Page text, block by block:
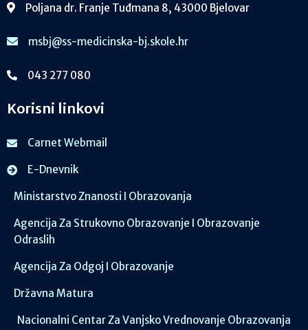
Poljana dr. Franje Tuđmana 8, 43000 Bjelovar
msbj@ss-medicinska-bj.skole.hr
043 277 080
Korisni linkovi
Carnet Webmail
E-Dnevnik
Ministarstvo Znanosti I Obrazovanja
Agencija Za Strukovno Obrazovanje I Obrazovanje
Odraslih
Agencija Za Odgoj I Obrazovanje
Državna Matura
Nacionalni Centar Za Vanjsko Vrednovanje Obrazovanja